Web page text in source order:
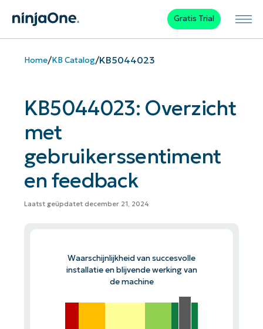
Gratis Trial
Home/KB Catalog/KB5044023
KB5044023: Overzicht
met
gebruikerssentiment
en feedback
Laatst geüpdatet december 21, 2024
Waarschijnlijkheid van succesvolle
installatie en blijvende werking van
de machine